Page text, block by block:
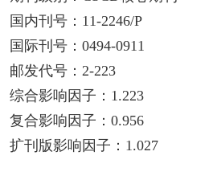
国内刊号：11-2246/P
国际刊号：0494-0911
邮发代号：2-223
综合影响因子：1.223
复合影响因子：0.956
扩刊版影响因子：1.027